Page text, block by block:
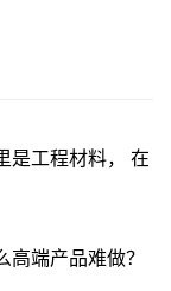
是工程材料， 在
端产品难做？